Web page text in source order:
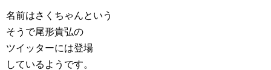
名前はさくちゃんという
そうで尾形貴弘の
ツイッターには登場
しているようです。